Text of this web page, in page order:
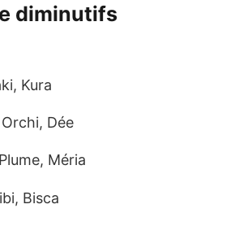
diminutifs
Kura
Dée
Méria
Bisca